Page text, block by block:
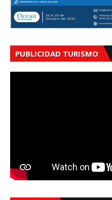
PUBLICIDAD TURISMO